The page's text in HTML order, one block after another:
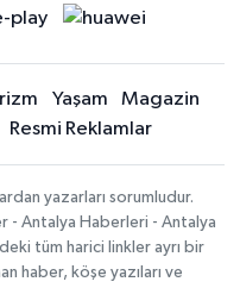
Yaşam
Magazin
Resmi Reklamlar
yazarları sorumludur.
- Antalya Haberleri - Antalya
tüm harici linkler ayrı bir
haber, köşe yazıları ve